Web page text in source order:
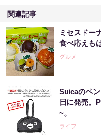
関連記事
ミセスドー
食べ応えも
グルメ
Suicaのペ
日に発売。
~。
ライフ